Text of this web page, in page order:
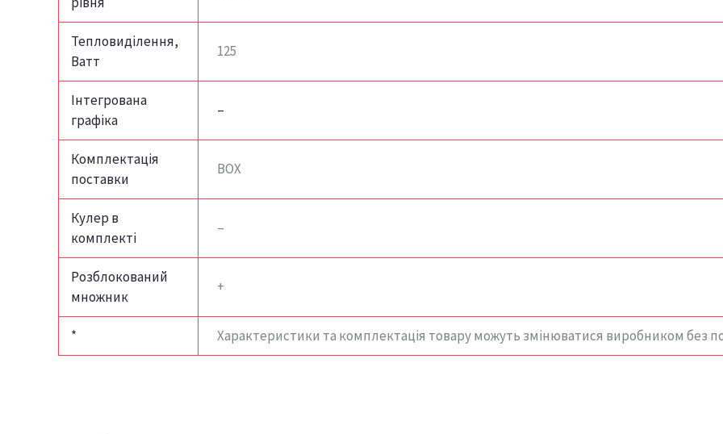
Тепловиділення,
Ватт
125
Інтегрована
графіка
–
Комплектація
поставки
BOX
Кулер в
комплекті
–
Розблокований
множник
+
* Характеристики та комплектація товару можуть змінюватися виробником без